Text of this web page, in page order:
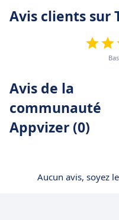
Avis clients sur
Avis de la
communauté
Appvizer (0)
Aucun avis, soyez